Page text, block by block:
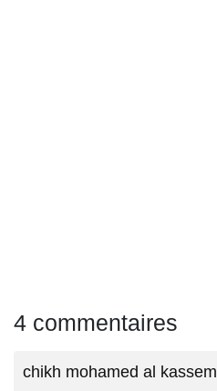
4 commentaires
chikh mohamed al kassem